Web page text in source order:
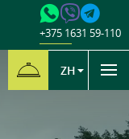
+375 1631 59-110
ZH